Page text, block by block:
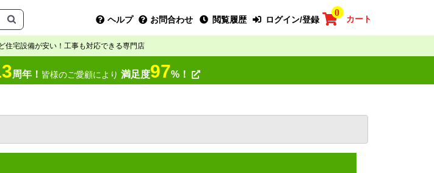
ヘルプ お問合わせ 閲覧履歴 ログイン/登録
0
カート
住宅設備が安い！工事も対応できる専門店
周年！ 皆様のご愛顧により 満足度97%！